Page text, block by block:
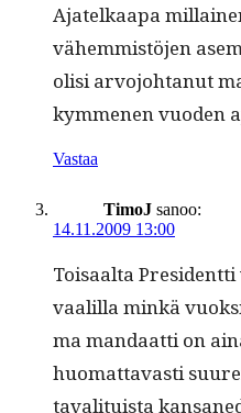
Ajatelka­a­pa
vähem­mistö­jen
olisi arvo­jo­htanut
kymme­nen vuo­den
Vastaa
TimoJ sanoo:
14.11.2009 13:00
Toisaal­ta
vaalil­la minkä
ma man­daat­ti on
huo­mat­tavasti
taval­i­tu­ista